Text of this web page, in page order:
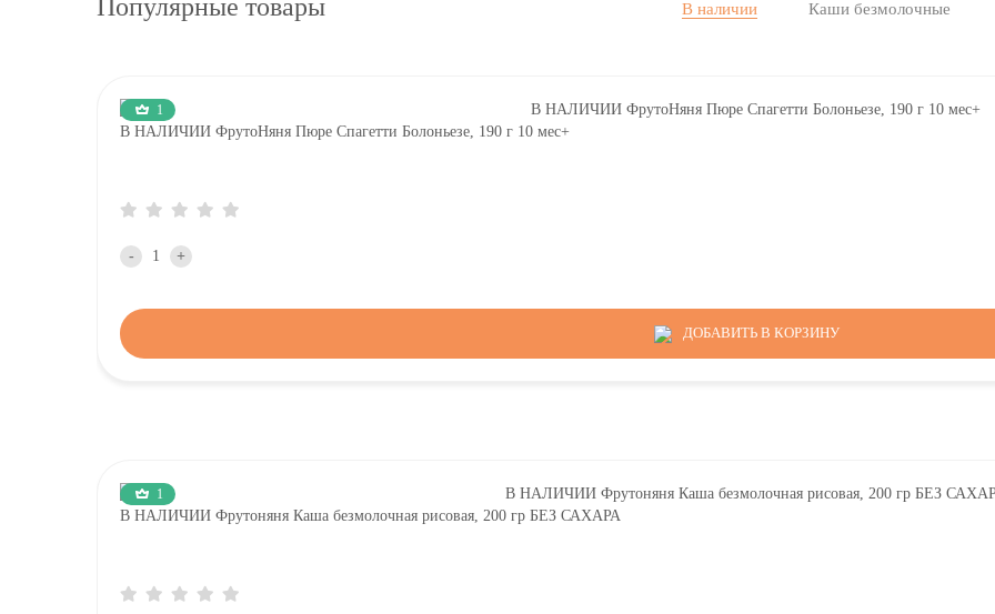
Популярные товары В наличии Каши безмолочные
1
В НАЛИЧИИ ФрутоНяня Пюре Спагетти Болоньезе, 190 г 10 мес+
- +
ДОБАВИТЬ В КОРЗИНУ
1
В НАЛИЧИИ Фрутоняня Каша безмолочная рисовая, 200 гр БЕЗ САХАРА